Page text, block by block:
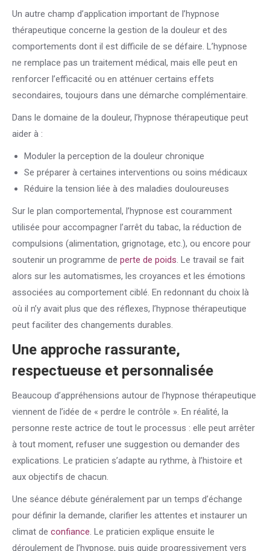
Un autre champ d’application important de l’hypnose
thérapeutique concerne la gestion de la douleur et des
comportements dont il est difficile de se défaire. L’hypnose
ne remplace pas un traitement médical, mais elle peut en
renforcer l’efficacité ou en atténuer certains effets
secondaires, toujours dans une démarche complémentaire.
Dans le domaine de la douleur, l’hypnose thérapeutique peut
aider à :
Moduler la perception de la douleur chronique
Se préparer à certaines interventions ou soins médicaux
Réduire la tension liée à des maladies douloureuses
Sur le plan comportemental, l’hypnose est couramment
utilisée pour accompagner l’arrêt du tabac, la réduction de
compulsions (alimentation, grignotage, etc.), ou encore pour
soutenir un programme de perte de poids. Le travail se fait
alors sur les automatismes, les croyances et les émotions
associées au comportement ciblé. En redonnant du choix là
où il n’y avait plus que des réflexes, l’hypnose thérapeutique
peut faciliter des changements durables.
Une approche rassurante,
respectueuse et personnalisée
Beaucoup d’appréhensions autour de l’hypnose thérapeutique
viennent de l’idée de « perdre le contrôle ». En réalité, la
personne reste actrice de tout le processus : elle peut arrêter
à tout moment, refuser une suggestion ou demander des
explications. Le praticien s’adapte au rythme, à l’histoire et
aux objectifs de chacun.
Une séance débute généralement par un temps d’échange
pour définir la demande, clarifier les attentes et instaurer un
climat de confiance. Le praticien explique ensuite le
déroulement de l’hypnose, puis guide progressivement vers